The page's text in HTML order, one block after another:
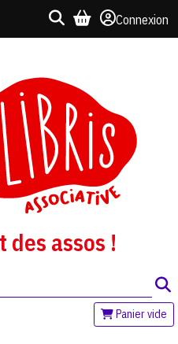
Connexion
des assos !
Panier vide